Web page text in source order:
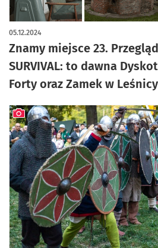
Znamy miejsce 23.
SURVIVAL: to dawna
Forty oraz Zamek w Leśnicy
05.12.2024
artykuł z galerią zdjęć